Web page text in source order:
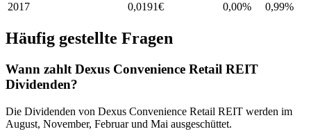
2017
0,0191€ 0,00% 0,99%
Häufig gestellte Fragen
Wann zahlt Dexus Convenience Retail REIT
Dividenden?
Die Dividenden von Dexus Convenience Retail REIT werden im
August, November, Februar und Mai ausgeschüttet.